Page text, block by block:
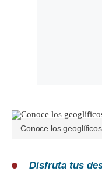
Conoce los
Disfruta tus